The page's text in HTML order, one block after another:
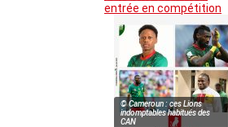
entrée en compétition
© Cameroun : ces Lions
indomptables habitués des
CAN